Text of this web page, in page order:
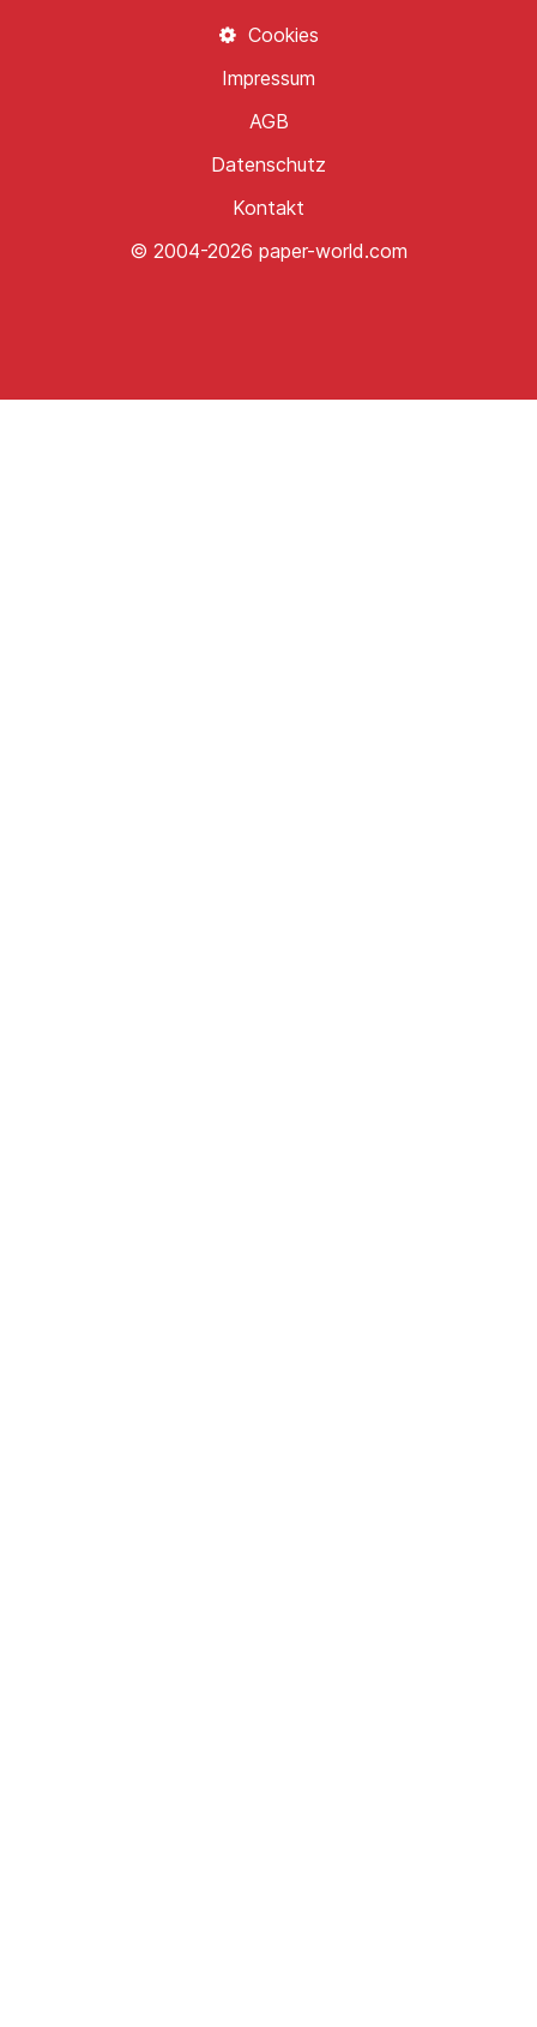
© 2004-2026 paper-world.com
Kontakt
Datenschutz
AGB
Impressum
Cookies